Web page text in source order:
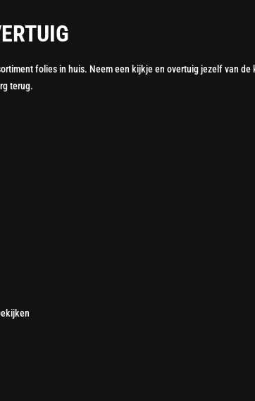
folies in huis. Neem een ​​kijkje en overtuig jezelf van
terug.